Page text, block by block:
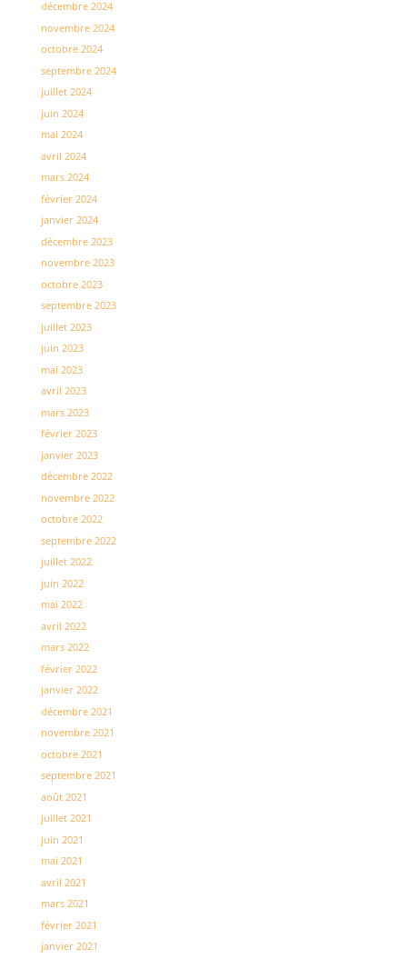
décembre 2024
novembre 2024
octobre 2024
septembre 2024
juillet 2024
juin 2024
mai 2024
avril 2024
mars 2024
février 2024
janvier 2024
décembre 2023
novembre 2023
octobre 2023
septembre 2023
juillet 2023
juin 2023
mai 2023
avril 2023
mars 2023
février 2023
janvier 2023
décembre 2022
novembre 2022
octobre 2022
septembre 2022
juillet 2022
juin 2022
mai 2022
avril 2022
mars 2022
février 2022
janvier 2022
décembre 2021
novembre 2021
octobre 2021
septembre 2021
août 2021
juillet 2021
juin 2021
mai 2021
avril 2021
mars 2021
février 2021
janvier 2021